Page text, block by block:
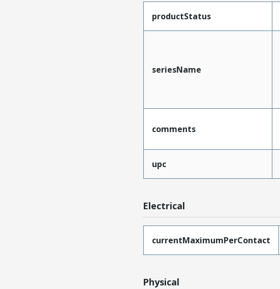
productStatus
seriesName
comments
upc
Electrical
currentMaximumPerContact
Physical